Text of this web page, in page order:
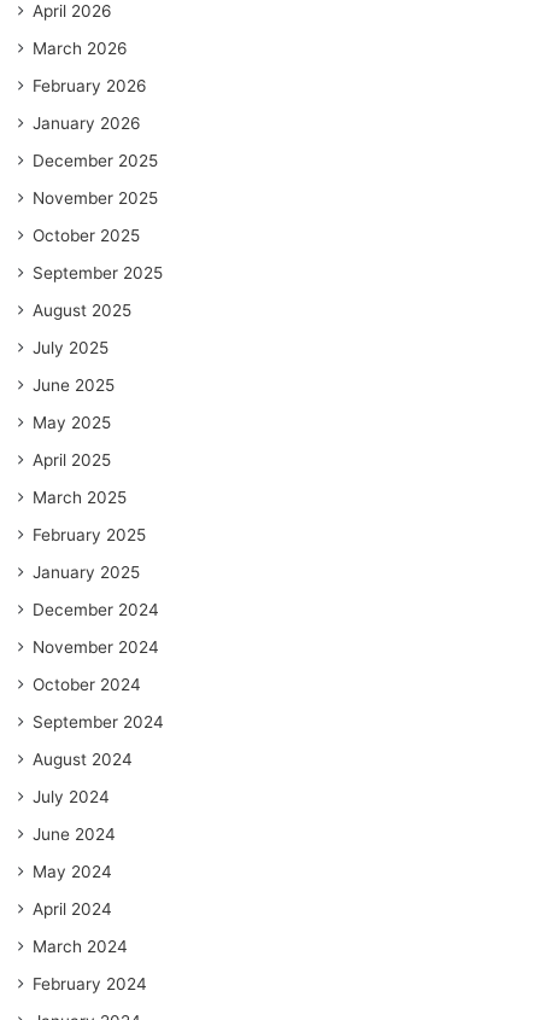
April 2026
March 2026
February 2026
January 2026
December 2025
November 2025
October 2025
September 2025
August 2025
July 2025
June 2025
May 2025
April 2025
March 2025
February 2025
January 2025
December 2024
November 2024
October 2024
September 2024
August 2024
July 2024
June 2024
May 2024
April 2024
March 2024
February 2024